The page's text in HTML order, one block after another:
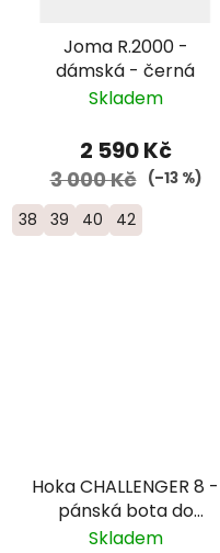
Joma R.2000 -
dámská - černá
Skladem
2 590 Kč
3 000 Kč (–13 %)
38 39 40 42
Hoka CHALLENGER 8 -
pánská bota do
smíšeného terénu -
Skladem